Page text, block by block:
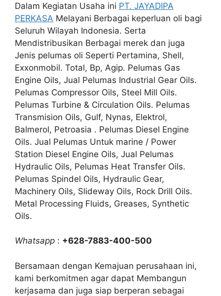
Dalam Kegiatan Usaha ini PT. JAYADIPA
PERKASA Melayani Berbagai keperluan oli bagi
Seluruh Wilayah Indonesia. Serta
Mendistribusikan Berbagai merek dan juga
Jenis pelumas oli Seperti Pertamina, Shell,
Exxonmobil. Total, Bp, Agip. Pelumas Gas
Engine Oils, Jual Pelumas Industrial Gear Oils.
Pelumas Compressor Oils, Steel Mill Oils.
Pelumas Turbine & Circulation Oils. Pelumas
Transmision Oils, Gulf, Nynas, Elektrol,
Balmerol, Petroasia . Pelumas Diesel Engine
Oils. Jual Pelumas Untuk marine / Power
Station Diesel Engine Oils, Jual Pelumas
Hydraulic Oils, Pelumas Heat Transfer Oils.
Pelumas Spindel Oils, Hydraulic Gear,
Machinery Oils, Slideway Oils, Rock Drill Oils.
Metal Processing Fluids, Greases, Synthetic
Oils.
Whatsapp : +628-7883-400-500
Bersamaan dengan Kemajuan perusahaan ini,
kami berkomitmen agar dapat Membangun
kerjasama dan juga siap berperan sebagai